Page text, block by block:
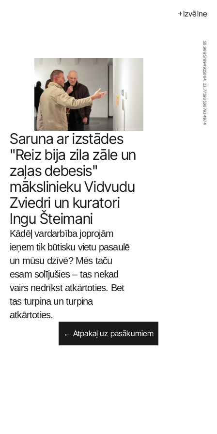
Izvēlne
Pasākumi
Mākslinieki
Kalendārs
Pirkt
Par mums
Kontakti
ENG
Saruna ar izstādes
"Reiz bija zila zāle un
zaļas debesis"
mākslinieku Vidvudu
Zviedri un kuratori
Ingu Šteimani
Kādēļ vardarbība joprojām
ieņem tik būtisku vietu pasaulē
un mūsu dzīvē? Mēs taču
esam solījušies – tas nekad
vairs nedrīkst atkārtoties. Bet
tas turpina un turpina
atkārtoties.
← Atpakaļ uz pasākumiem
56.96957894925064, 23.775935367934974